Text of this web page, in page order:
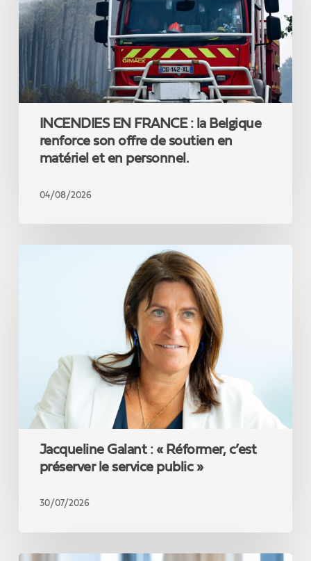
renforce
son
soutien
en
personnel.
INCENDIES EN FRANCE : la Belgique
renforce son offre de soutien en
matériel et en personnel.
04/08/2026
service
public
Jacqueline Galant : « Réformer, c’est
préserver le service public »
30/07/2026